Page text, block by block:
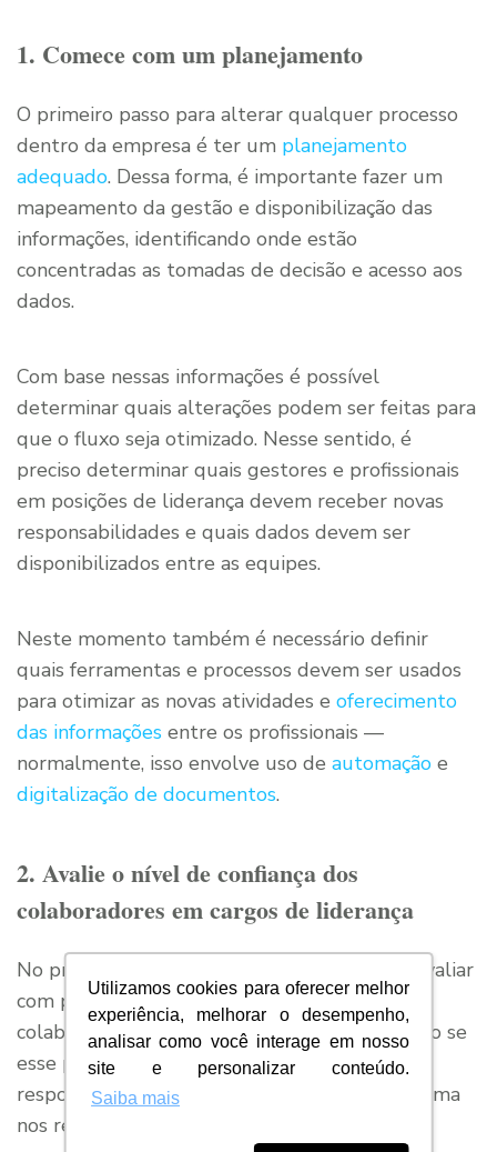
Utilizamos cookies para oferecer melhor
experiência, melhorar o desempenho,
analisar como você interage em nosso
site e personalizar conteúdo.
Saiba mais
1. Comece com um planejamento
O primeiro passo para alterar qualquer processo
dentro da empresa é ter um planejamento
adequado. Dessa forma, é importante fazer um
mapeamento da gestão e disponibilização das
informações, identificando onde estão
concentradas as tomadas de decisão e acesso aos
dados.
Com base nessas informações é possível
determinar quais alterações podem ser feitas para
que o fluxo seja otimizado. Nesse sentido, é
preciso determinar quais gestores e profissionais
em posições de liderança devem receber novas
responsabilidades e quais dados devem ser
disponibilizados entre as equipes.
Neste momento também é necessário definir
quais ferramentas e processos devem ser usados
para otimizar as novas atividades e oferecimento
das informações entre os profissionais —
normalmente, isso envolve uso de automação e
digitalização de documentos.
2. Avalie o nível de confiança dos
colaboradores em cargos de liderança
No processo de mapeamento é importante avaliar
com precisão o nível de confiança de cada
colaborador em posição de liderança, definindo se
esse profissional pode lidar com novas
responsabilidades que impactam de maior forma
nos resultados do negócio.